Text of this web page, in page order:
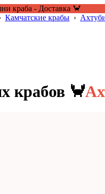
краба - Доставка 🦀
Камчатские крабы ›
крабов 🦀